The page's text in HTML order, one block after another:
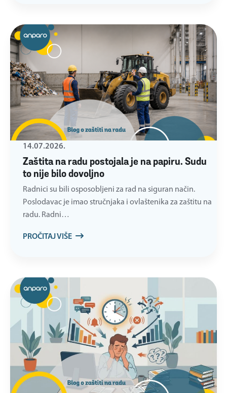
Zaštita na radu postojala je na papiru. Sudu
to nije bilo dovoljno
14.07.2026.
Radnici su bili osposobljeni za rad na siguran način.
Poslodavac je imao stručnjaka i ovlaštenika za zaštitu na
radu. Radni…
PROČITAJ VIŠE